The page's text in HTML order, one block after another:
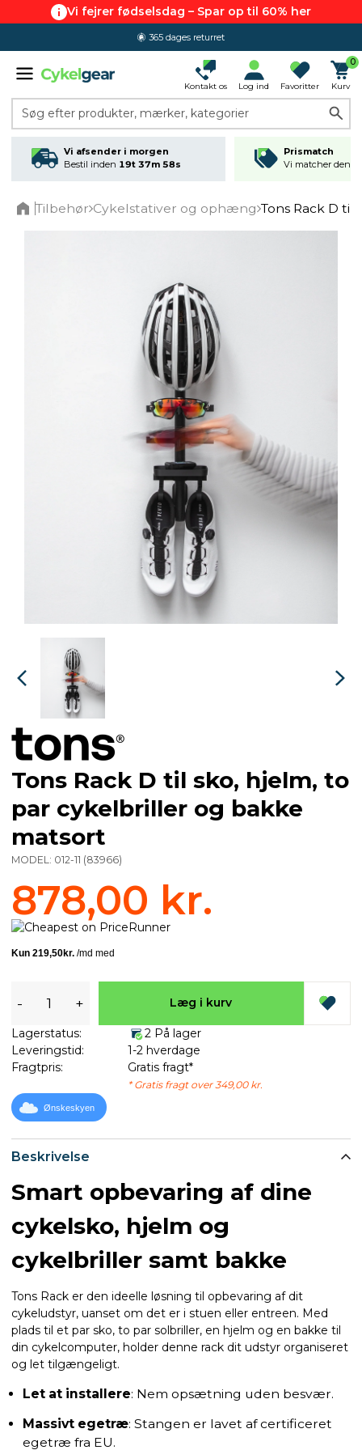
Vi fejrer fødselsdag – Spar op til 60% her
365 dages returret
Kontakt os Log ind Favoritter
0
Kurv
Søg efter produkter, mærker, kategorier
Vi afsender i morgen
Bestil inden 19t 37m 57s
Prismatch
Vi matcher den
Tilbehør Cykelstativer og ophæng Tons Rack D
Beskrivelse
Smart opbevaring af dine
cykelsko, hjelm og
cykelbriller samt bakke
Tons Rack er den ideelle løsning til opbevaring af dit
cykeludstyr, uanset om det er i stuen eller entreen. Med
plads til et par sko, to par solbriller, en hjelm og en bakke til
din cykelcomputer, holder denne rack dit udstyr organiseret
og let tilgængeligt.
Let at installere: Nem opsætning uden besvær.
Massivt egetræ: Stangen er lavet af certificeret
egetræ fra EU.
Tons Rack D til sko, hjelm, to
par cykelbriller og bakke
matsort
MODEL: 012-11 (83966)
878,00 kr.
- + Læg i kurv
Lagerstatus:
2 På lager
Leveringstid:
1-2 hverdage
Fragtpris:
Gratis fragt*
* Gratis fragt over 349,00 kr.
Ønskeskyen